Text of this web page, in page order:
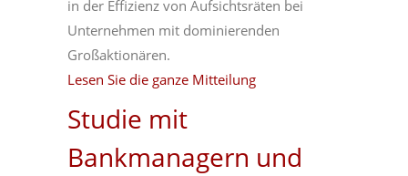
in der Effizienz von Aufsichtsräten bei
Unternehmen mit dominierenden
Großaktionären.
Lesen Sie die ganze Mitteilung
Studie mit
Bankmanagern und